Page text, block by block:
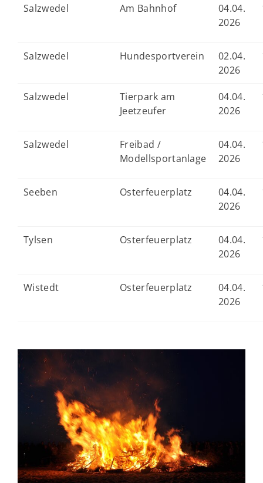
Salzwedel Am Bahnhof
04.04.
2026
Salzwedel Hundesportverein
02.04.
2026
Salzwedel
Tierpark am
Jeetzeufer
04.04.
2026
Salzwedel
Freibad /
Modellsportanlage
04.04.
2026
Seeben Osterfeuerplatz
04.04.
2026
Tylsen Osterfeuerplatz
04.04.
2026
Wistedt Osterfeuerplatz
04.04.
2026